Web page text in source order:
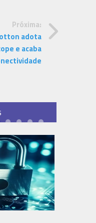
Próxima:
adota
e acaba